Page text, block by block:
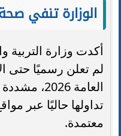
الوزارة تنفي
أكدت وزارة التربية
لم تعلن رسميًا حتى
العامة
تداولها حاليًا عبر
معتمدة.